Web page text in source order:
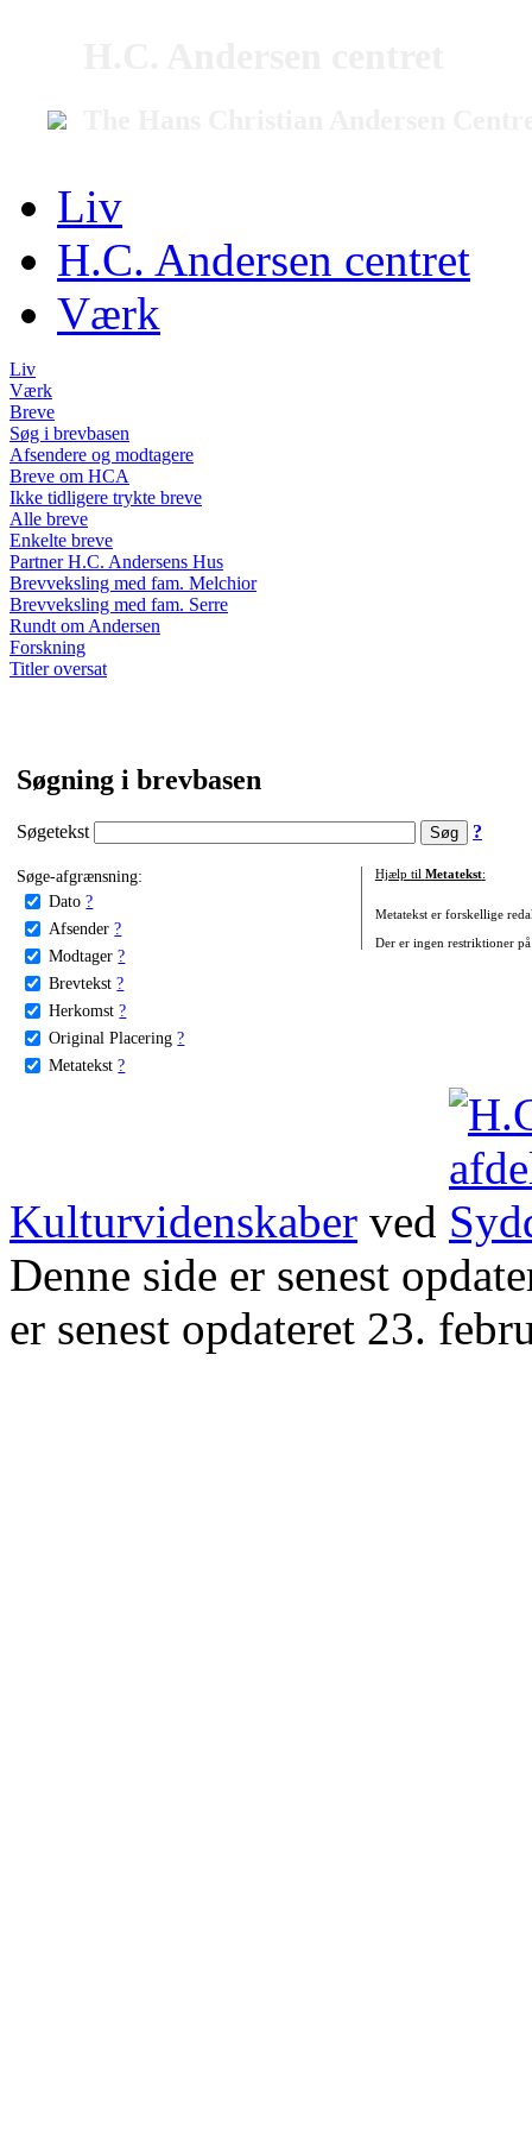
Liv
H.C. Andersen centret
Værk
Liv
Værk
Breve
Søg i brevbasen
Afsendere og modtagere
Breve om HCA
Ikke tidligere trykte breve
Alle breve
Enkelte breve
Partner H.C. Andersens Hus
Brevveksling med fam. Melchior
Brevveksling med fam. Serre
Rundt om Andersen
Forskning
Titler oversat
Søgning i brevbasen
Søgetekst ?
Søge-afgrænsning:
Dato ?
Afsender ?
Modtager ?
Brevtekst ?
Herkomst ?
Original Placering ?
Metatekst ?
Hjælp til Metatekst:
Metatekst er forskellige
Der er ingen restriktioner
Kulturvidenskaber ved
Denne side er senest
er senest opdateret 23.